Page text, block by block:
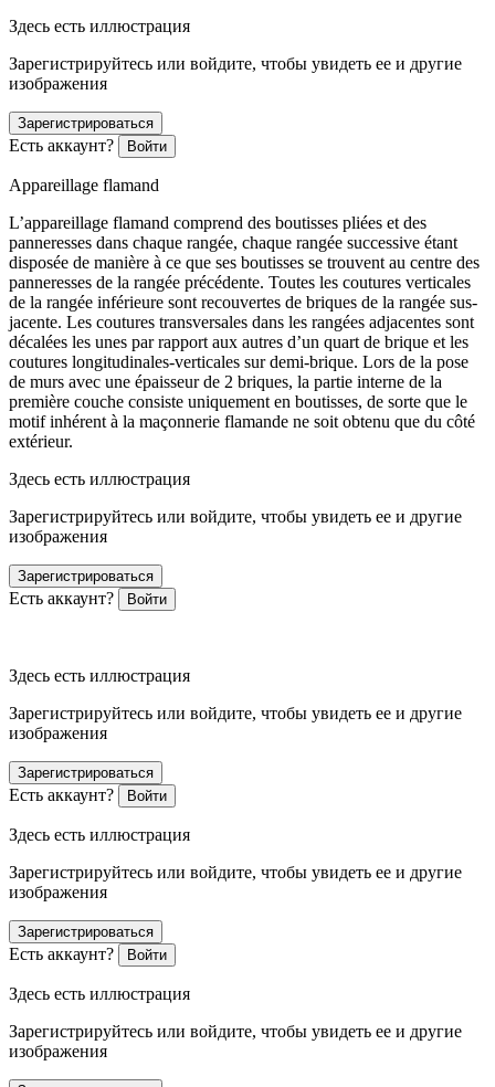
Здесь есть иллюстрация
Зарегистрируйтесь или войдите, чтобы увидеть ее и другие
изображения
Зарегистрироваться
Есть аккаунт? Войти
Appareillage flamand
L’appareillage flamand comprend des boutisses pliées et des
panneresses dans chaque rangée, chaque rangée successive étant
disposée de manière à ce que ses boutisses se trouvent au centre des
panneresses de la rangée précédente. Toutes les coutures verticales
de la rangée inférieure sont recouvertes de briques de la rangée sus-
jacente. Les coutures transversales dans les rangées adjacentes sont
décalées les unes par rapport aux autres d’un quart de brique et les
coutures longitudinales-verticales sur demi-brique. Lors de la pose
de murs avec une épaisseur de 2 briques, la partie interne de la
première couche consiste uniquement en boutisses, de sorte que le
motif inhérent à la maçonnerie flamande ne soit obtenu que du côté
extérieur.
Здесь есть иллюстрация
Зарегистрируйтесь или войдите, чтобы увидеть ее и другие
изображения
Зарегистрироваться
Есть аккаунт? Войти
Здесь есть иллюстрация
Зарегистрируйтесь или войдите, чтобы увидеть ее и другие
изображения
Зарегистрироваться
Есть аккаунт? Войти
Здесь есть иллюстрация
Зарегистрируйтесь или войдите, чтобы увидеть ее и другие
изображения
Зарегистрироваться
Есть аккаунт? Войти
Здесь есть иллюстрация
Зарегистрируйтесь или войдите, чтобы увидеть ее и другие
изображения